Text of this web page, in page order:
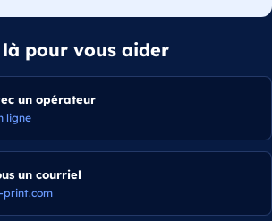
là pour vous aider
un opérateur
ligne
un courriel
print.com